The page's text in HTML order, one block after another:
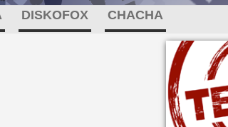
DISKOFOX CHACHA